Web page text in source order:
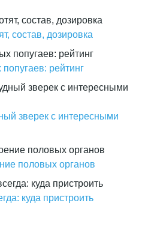
состав, дозировка
рейтинг
зверек с интересными
половых органов
куда пристроить